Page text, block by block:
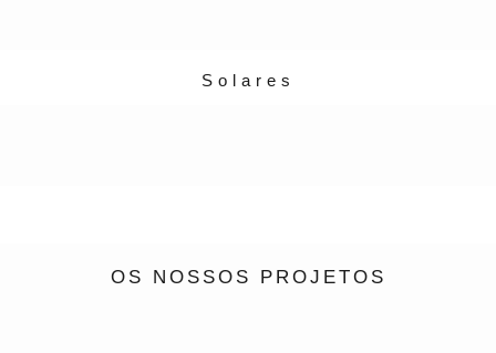
Solares
OS NOSSOS PROJETOS